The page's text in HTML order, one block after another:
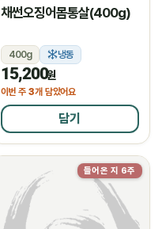
채썬오징어몸통살(400g)
400g 냉동
15,200원
이번 주 3개 담았어요
담기
들어온 지 6주